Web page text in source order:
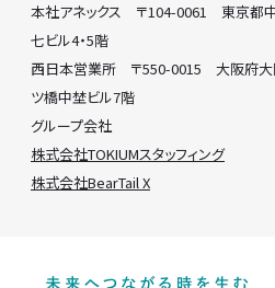
本社アネックス 〒104-0061 東京都
七ビル4・5階
西日本営業所 〒550-0015 大阪府大
ツ橋中埜ビル7階
グループ会社
株式会社TOKIUMスタッフィング
株式会社BearTail X